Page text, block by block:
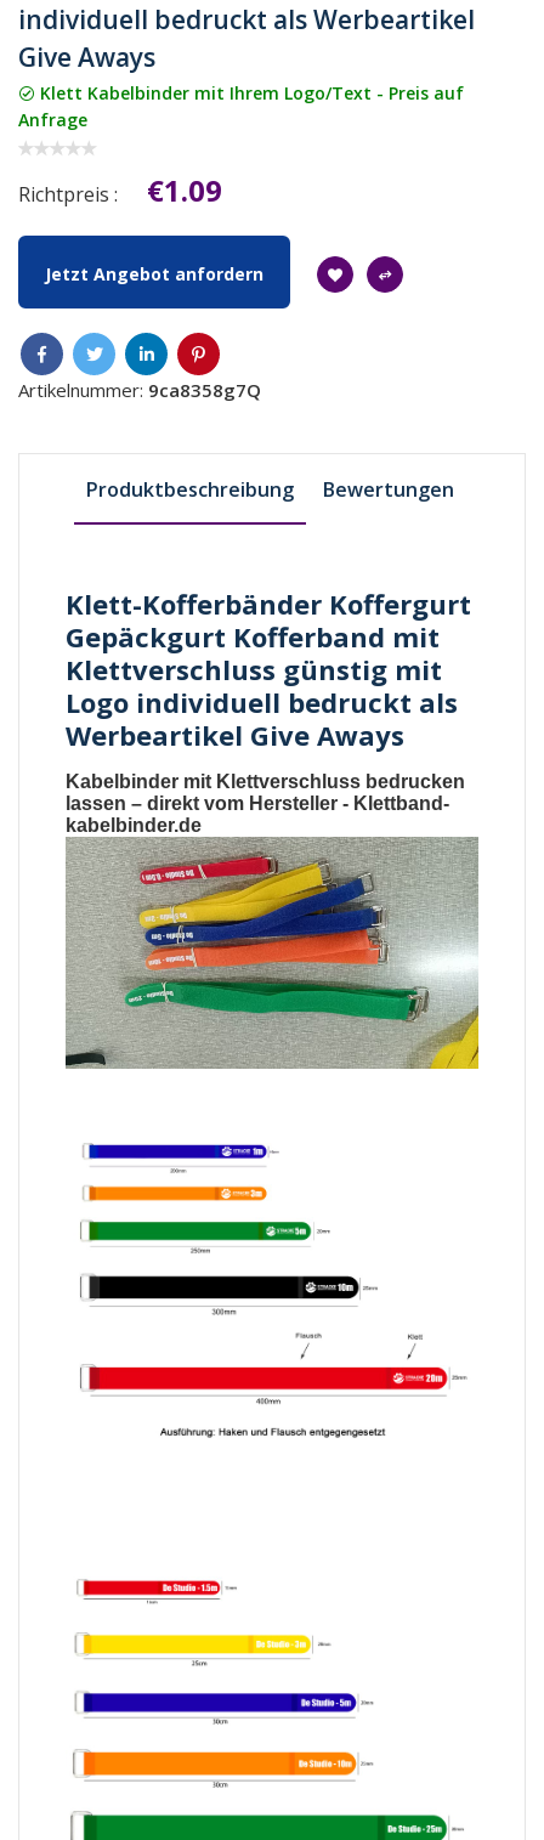
individuell bedruckt als Werbeartikel
Give Aways
Klett Kabelbinder mit Ihrem Logo/Text - Preis auf
Anfrage
Richtpreis : €1.09
Jetzt Angebot anfordern
Artikelnummer: 9ca8358g7Q
Produktbeschreibung Bewertungen
Klett-Kofferbänder Koffergurt
Gepäckgurt Kofferband mit
Klettverschluss günstig mit
Logo individuell bedruckt als
Werbeartikel Give Aways
Kabelbinder mit Klettverschluss bedrucken
lassen – direkt vom Hersteller - Klettband-
kabelbinder.de